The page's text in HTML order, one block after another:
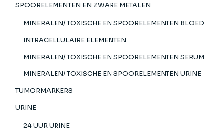
SPOORELEMENTEN EN ZWARE METALEN
MINERALEN/ TOXISCHE EN SPOORELEMENTEN BLOED
INTRACELLULAIRE ELEMENTEN
MINERALEN/ TOXISCHE EN SPOORELEMENTEN SERUM
MINERALEN/ TOXISCHE EN SPOORELEMENTEN URINE
TUMORMARKERS
URINE
24 UUR URINE